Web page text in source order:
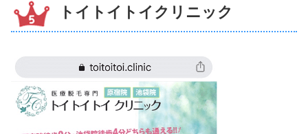
トイトイトイクリニック